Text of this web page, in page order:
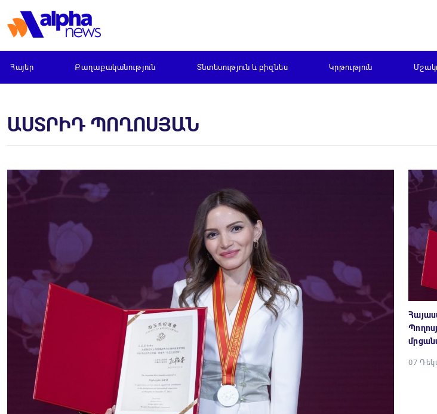
Հայեր Քաղաքականություն Տնտեսություն և բիզնես Կրթություն
ԱՍՏՐԻԴ ՊՈՂՈՍՅԱՆ
07